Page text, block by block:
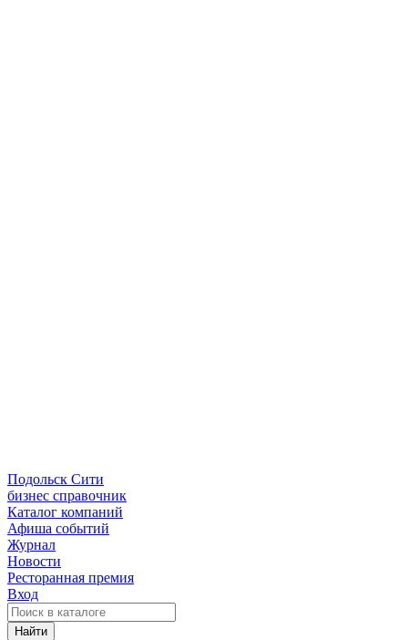
Подольск Сити
бизнес справочник
Каталог компаний
Афиша событий
Журнал
Новости
Ресторанная премия
Вход
Найти